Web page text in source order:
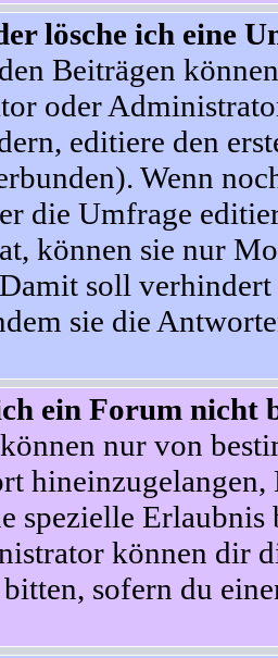
lösche ich eine
Beiträgen
oder
editiere den
Wenn
die Umfrage
können sie nur
soll
sie die
ein Forum nicht
nur von
hineinzugelangen,
spezielle
können dir
sofern du